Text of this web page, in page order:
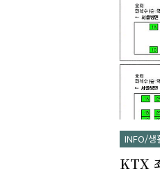
코레일
표기된
수 없습
1188)을
결을
한 승
점에 따
위약금
천재지
INFO/생
KTX